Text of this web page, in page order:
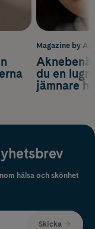
Magazine by
du en
jämnare
hälsa och skönhet
Skicka